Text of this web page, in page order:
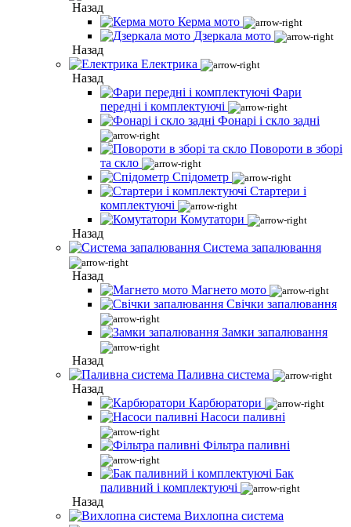
Назад
Керма мото
Дзеркала мото
Назад
Електрика
Назад
Фари
передні і комплектуючі
Фонарі і скло задні
Повороти в зборі
та скло
Спідометр
Стартери і
комплектуючі
Комутатори
Назад
Система запалювання
Назад
Магнето мото
Свічки запалювання
Замки запалювання
Назад
Паливна система
Назад
Карбюратори
Насоси паливні
Фільтра паливні
Бак
паливний і комплектуючі
Назад
Вихлопна система